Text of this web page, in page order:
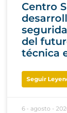
Centro
del
técnica
Seguir
6 - agosto -